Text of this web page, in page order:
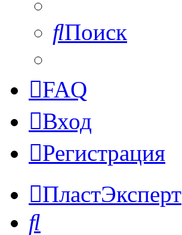
Поиск
FAQ
Вход
Регистрация
ПластЭксперт